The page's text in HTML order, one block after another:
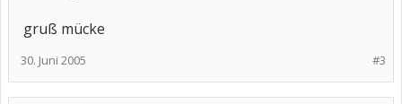
gruß mücke
#3
30. Juni 2005